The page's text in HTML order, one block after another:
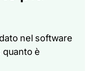
nel software
quanto è